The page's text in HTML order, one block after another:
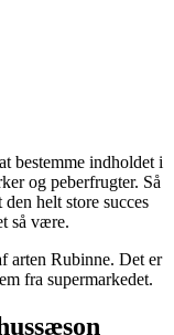
bestemme indholdet i
og peberfrugter. Så
helt store succes
så være.
arten Rubinne. Det er
fra supermarkedet.